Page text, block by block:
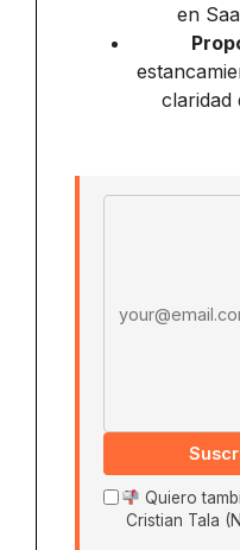
en
claridad
Quiero
Cristian Tala